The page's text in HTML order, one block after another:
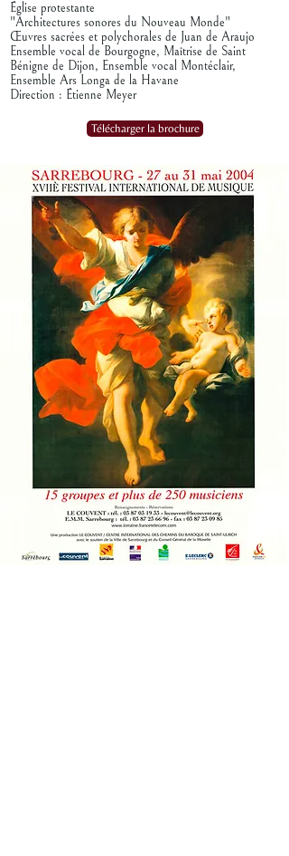
Église protestante
"Architectures sonores du Nouveau Monde"
Œuvres sacrées et polychorales de Juan de Araujo
Ensemble vocal de Bourgogne, Maîtrise de Saint
Bénigne de Dijon, Ensemble vocal Montéclair,
Ensemble Ars Longa de la Havane
Direction : Étienne Meyer
Télécharger la brochure